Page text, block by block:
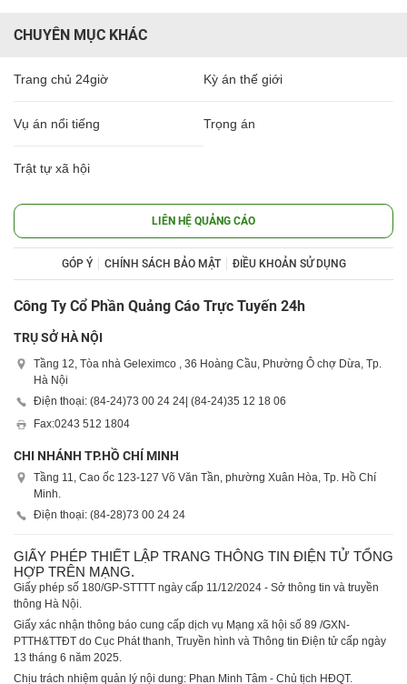
CHUYÊN MỤC KHÁC
Trang chủ 24giờ Kỳ án thế giới
Vụ án nổi tiếng Trọng án
Trật tự xã hội
LIÊN HỆ QUẢNG CÁO
GÓP Ý CHÍNH SÁCH BẢO MẬT ĐIỀU KHOẢN SỬ DỤNG
Công Ty Cổ Phần Quảng Cáo Trực Tuyến 24h
TRỤ SỞ HÀ NỘI
Tầng 12, Tòa nhà Geleximco , 36 Hoàng Cầu, Phường Ô chợ Dừa, Tp.
Hà Nội
Điện thoại: (84-24)73 00 24 24| (84-24)35 12 18 06
Fax:0243 512 1804
CHI NHÁNH TP.HỒ CHÍ MINH
Tầng 11, Cao ốc 123-127 Võ Văn Tần, phường Xuân Hòa, Tp. Hồ Chí
Minh.
Điện thoại: (84-28)73 00 24 24
GIẤY PHÉP THIẾT LẬP TRANG THÔNG TIN ĐIỆN TỬ TỔNG
HỢP TRÊN MẠNG.
Giấy phép số 180/GP-STTTT ngày cấp 11/12/2024 - Sở thông tin và truyền
thông Hà Nội.
Giấy xác nhận thông báo cung cấp dịch vụ Mạng xã hội số 89 /GXN-
PTTH&TTĐT do Cục Phát thanh, Truyền hình và Thông tin Điện tử cấp ngày
13 tháng 6 năm 2025.
Chịu trách nhiệm quản lý nội dung: Phan Minh Tâm - Chủ tịch HĐQT.